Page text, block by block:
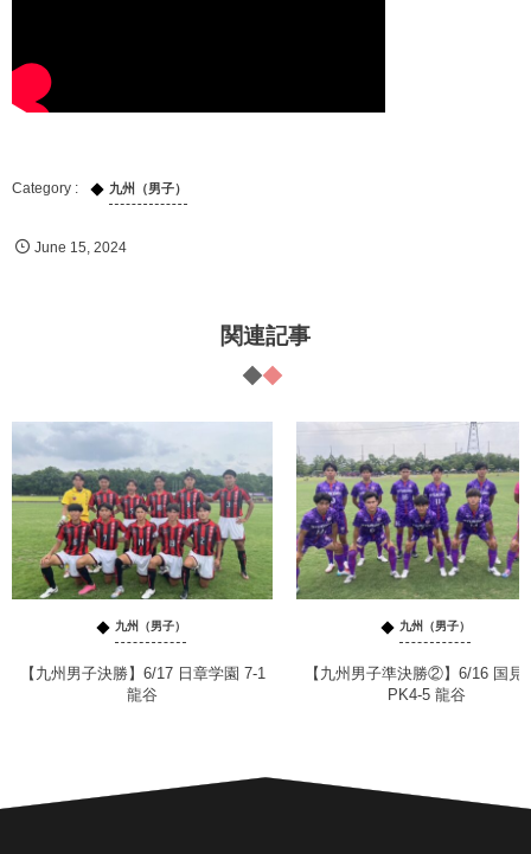
九州（男子）
June 15 ,2024
関連記事
九州（男子）
【九州男子決勝】6/17 日章学園 7-1
龍谷
九州（男子）
【九州男子準決勝②】6/16 国見
PK4-5 龍谷